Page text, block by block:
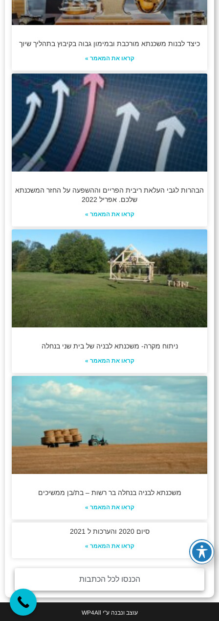
כיצד לבנות משכנתא מורכבת ובמימון גבוה בקיבוץ בתהליך שיוך
קראו את המאמר »
הבהרות לגבי העלאת ריבית הפריים וההשפעה על החזר המשכנתא
שלכם. אפריל 2022
קראו את המאמר »
ניתוח מקרה- משכנתא לבניה של בית שני בנחלה
קראו את המאמר »
משכנתא לבניה בנחלה בר רשות – בת/בן ממשיכים
קראו את המאמר »
סיום 2020 והערכות ל 2021
קראו את המאמר »
הכנסו לכל הכתבות
עוצב ונבנה ע"י WP4All